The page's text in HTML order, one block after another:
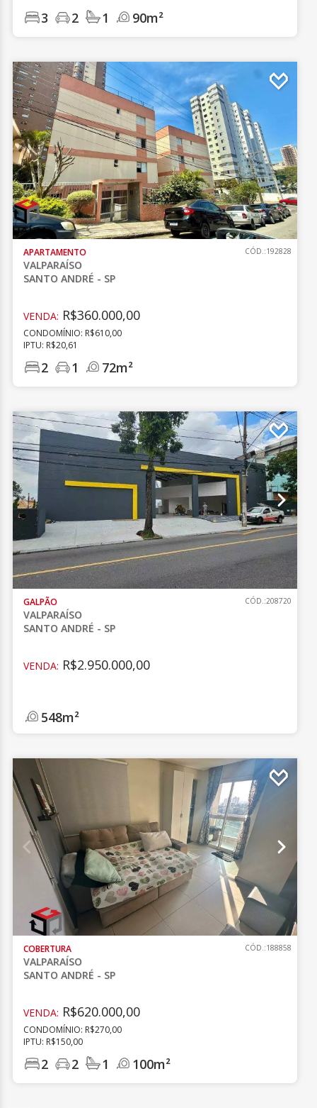
3 2 1 90m²
APARTAMENTO
VALPARAÍSO
SANTO ANDRÉ - SP
CÓD.:192828
VENDA: R$360.000,00
CONDOMÍNIO: R$610,00
IPTU: R$20,61
2 1 72m²
GALPÃO
VALPARAÍSO
SANTO ANDRÉ - SP
CÓD.:208720
VENDA: R$2.950.000,00
548m²
COBERTURA
VALPARAÍSO
SANTO ANDRÉ - SP
CÓD.:188858
VENDA: R$620.000,00
CONDOMÍNIO: R$270,00
IPTU: R$150,00
2 2 1 100m²